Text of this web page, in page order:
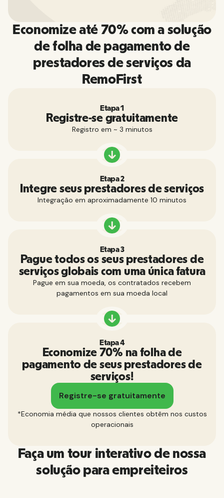
Economize até 70% com a solução
de folha de pagamento de
prestadores de serviços da
RemoFirst
Etapa 1
Registre-se gratuitamente
Registro em ~ 3 minutos
Etapa 2
Integre seus prestadores de serviços
Integração em aproximadamente 10 minutos
Etapa 3
Pague todos os seus prestadores de
serviços globais com uma única fatura
Pague em sua moeda, os contratados recebem
pagamentos em sua moeda local
Etapa 4
Economize 70% na folha de
pagamento de seus prestadores de
serviços!
Registre-se gratuitamente
*Economia média que nossos clientes obtêm nos custos
operacionais
Faça um tour interativo de nossa
solução para empreiteiros